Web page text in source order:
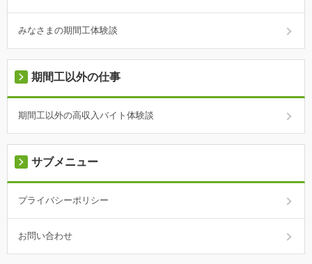
みなさまの期間工体験談
期間工以外の仕事
期間工以外の高収入バイト体験談
サブメニュー
プライバシーポリシー
お問い合わせ